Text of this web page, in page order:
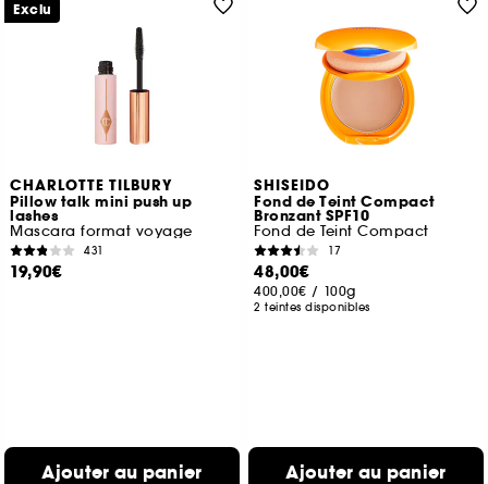
CHARLOTTE TILBURY
Pillow talk mini push up
lashes
Mascara format voyage
431
19,90€
Ajouter au panier
Exclu
SHISEIDO
Fond de Teint Compact
Bronzant SPF10
Fond de Teint Compact
17
48,00€
400,00€ / 100g
2 teintes disponibles
Ajouter au panier